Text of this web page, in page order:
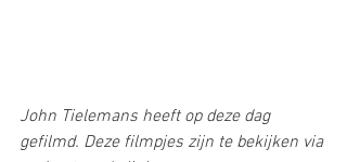
John Tielemans heeft op deze dag
gefilmd. Deze filmpjes zijn te bekijken via